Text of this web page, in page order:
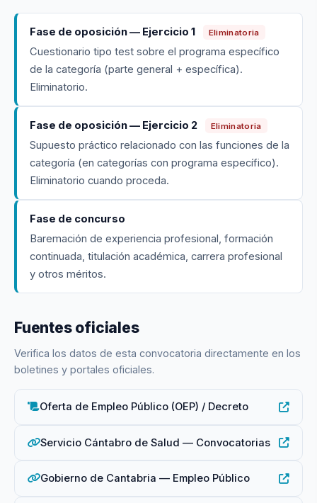
Fase de oposición — Ejercicio 1 Eliminatoria
Cuestionario tipo test sobre el programa específico
de la categoría (parte general + específica).
Eliminatorio.
Fase de oposición — Ejercicio 2 Eliminatoria
Supuesto práctico relacionado con las funciones de la
categoría (en categorías con programa específico).
Eliminatorio cuando proceda.
Fase de concurso
Baremación de experiencia profesional, formación
continuada, titulación académica, carrera profesional
y otros méritos.
Fuentes oficiales
Verifica los datos de esta convocatoria directamente en los
boletines y portales oficiales.
Oferta de Empleo Público (OEP) / Decreto
Servicio Cántabro de Salud — Convocatorias
Gobierno de Cantabria — Empleo Público